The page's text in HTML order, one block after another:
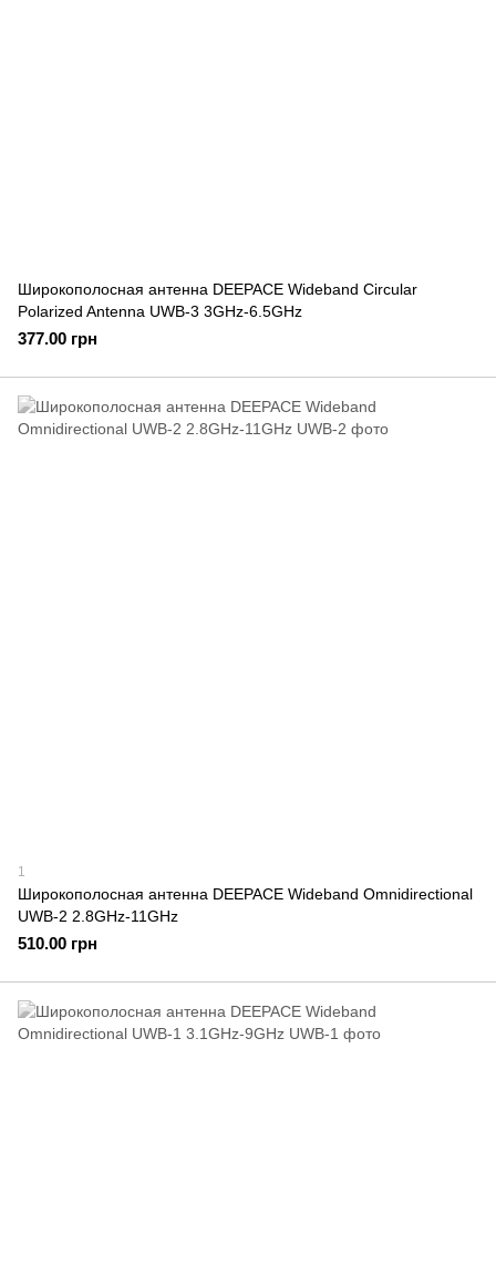
Широкополосная антенна DEEPACE Wideband Circular
Polarized Antenna UWB-3 3GHz-6.5GHz
377.00 грн
1
Широкополосная антенна DEEPACE Wideband Omnidirectional
UWB-2 2.8GHz-11GHz
510.00 грн